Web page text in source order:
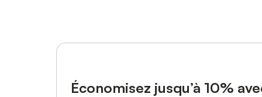
Économisez jusqu’à 10%